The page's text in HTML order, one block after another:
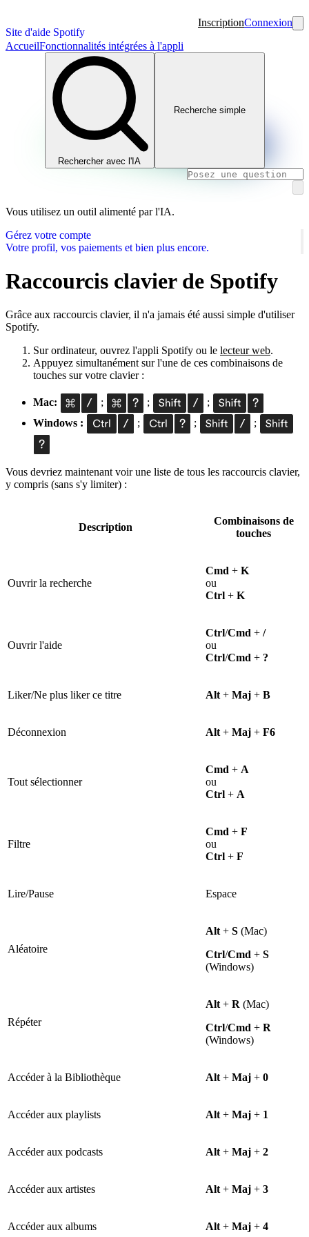
Site d'aide Spotify
InscriptionConnexion
AccueilFonctionnalités intégrées à l'appli
Rechercher avec l'IA
Recherche simple
Vous utilisez un outil alimenté par l'IA.
Gérez votre compte
Votre profil, vos paiements et bien plus encore.
Raccourcis clavier de Spotify
Grâce aux raccourcis clavier, il n'a jamais été aussi simple d'utiliser
Spotify.
Sur ordinateur, ouvrez l'appli Spotify ou le lecteur web.
Appuyez simultanément sur l'une de ces combinaisons de
touches sur votre clavier :
Mac: ; ;
;
Windows :
; ; ;
Vous devriez maintenant voir une liste de tous les raccourcis clavier,
y compris (sans s'y limiter) :
Description
Combinaisons de
touches
Ouvrir la recherche
Cmd + K
ou
Ctrl + K
Ouvrir l'aide
Ctrl/Cmd + /
ou
Ctrl/Cmd + ?
Liker/Ne plus liker ce titre Alt + Maj + B
Déconnexion Alt + Maj + F6
Tout sélectionner
Cmd + A
ou
Ctrl + A
Filtre
Cmd + F
ou
Ctrl + F
Lire/Pause Espace
Aléatoire
Alt + S (Mac)
Ctrl/Cmd + S
(Windows)
Répéter
Alt + R (Mac)
Ctrl/Cmd + R
(Windows)
Accéder à la Bibliothèque Alt + Maj + 0
Accéder aux playlists Alt + Maj + 1
Accéder aux podcasts Alt + Maj + 2
Accéder aux artistes Alt + Maj + 3
Accéder aux albums Alt + Maj + 4